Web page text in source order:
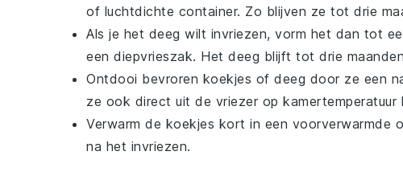
of luchtdichte container. Zo blijven ze tot drie
Als je het deeg wilt invriezen, vorm het dan tot
een diepvrieszak. Het deeg blijft tot drie
Ontdooi bevroren koekjes of deeg door ze een
ze ook direct uit de vriezer op kamertemperatuur
Verwarm de koekjes kort in een voorverwarmde
na het invriezen.